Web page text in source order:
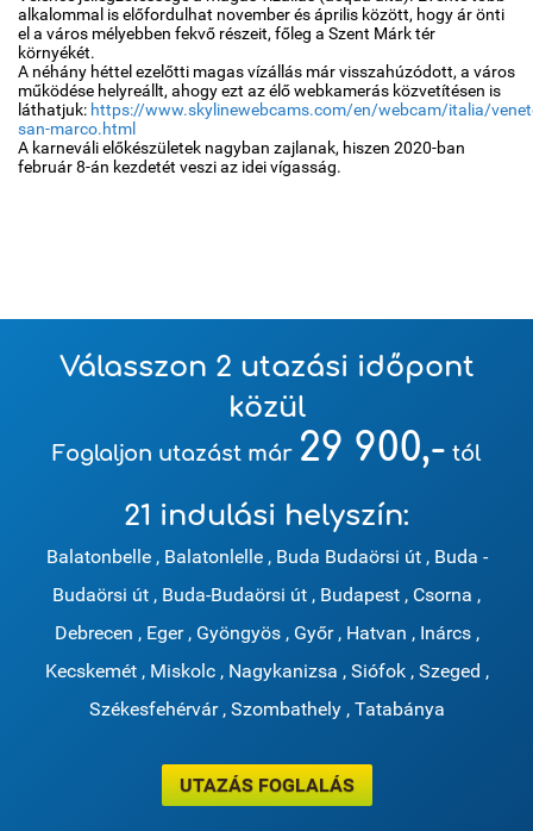
alkalommal is előfordulhat november és április között, hogy ár önti
el a város mélyebben fekvő részeit, főleg a Szent Márk tér
környékét.
A néhány héttel ezelőtti magas vízállás már visszahúzódott, a város
működése helyreállt, ahogy ezt az élő webkamerás közvetítésen is
láthatjuk: https://www.skylinewebcams.com/en/webcam/italia/
san-marco.html
A karneváli előkészületek nagyban zajlanak, hiszen 2020-ban
február 8-án kezdetét veszi az idei vígasság.
Válasszon 2 utazási időpont
közül
Foglaljon utazást már 29 900,- tól
21 indulási helyszín:
Balatonbelle ,Balatonlelle ,Buda Budaörsi út ,Buda -
Budaörsi út , Buda-Budaörsi út , Budapest , Csorna ,
Debrecen ,Eger ,Gyöngyös ,Győr ,Hatvan ,Inárcs ,
Kecskemét ,Miskolc ,Nagykanizsa ,Siófok ,Szeged ,
Székesfehérvár ,Szombathely ,Tatabánya
UTAZÁS FOGLALÁS